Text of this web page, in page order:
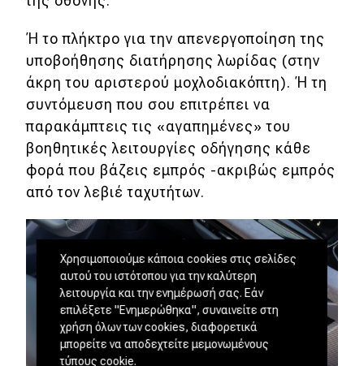
Ή το πλήκτρο για την απενεργοποίηση της
υποβοήθησης διατήρησης λωρίδας (στην
άκρη του αριστερού μοχλοδιακόπτη). Ή τη
συντόμευση που σου επιτρέπει να
παρακάμπτεις τις «αγαπημένες» του
βοηθητικές λειτουργίες οδήγησης κάθε
φορά που βάζεις εμπρός -ακριβώς εμπρός
από τον λεβιέ ταχυτήτων.
Χρησιμοποιούμε κάποια cookies στις σελίδες
αυτού του ιστότοπου για την καλύτερη
λειτουργία και την ενημέρωσή σας. Εάν
επιλέξετε "Ενημερώθηκα", συναινείτε στη
χρήση όλων των cookies, διαφορετικά
μπορείτε να αποδεχτείτε μεμονωμένους
τύπους cookie.